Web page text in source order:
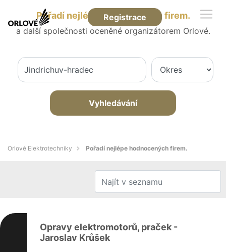
Registrace
Pořadí nejlépe hodnocených firem.
a další společnosti oceněné organizátorem Orlové.
Vyhledávání
Orlové Elektrotechniky Pořadí nejlépe hodnocených firem.
Opravy elektromotorů, praček -
Jaroslav Krůšek